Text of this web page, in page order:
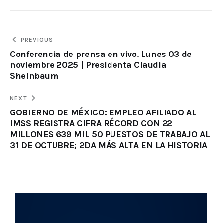
PREVIOUS
Conferencia de prensa en vivo. Lunes 03 de
noviembre 2025 | Presidenta Claudia
Sheinbaum
NEXT
GOBIERNO DE MÉXICO: EMPLEO AFILIADO AL
IMSS REGISTRA CIFRA RÉCORD CON 22
MILLONES 639 MIL 50 PUESTOS DE TRABAJO AL
31 DE OCTUBRE; 2DA MÁS ALTA EN LA HISTORIA